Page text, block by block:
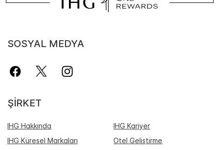
SOSYAL MEDYA
ŞIRKET
IHG Hakkında
IHG Kariyer
IHG Küresel Markaları
Otel Geliştirme